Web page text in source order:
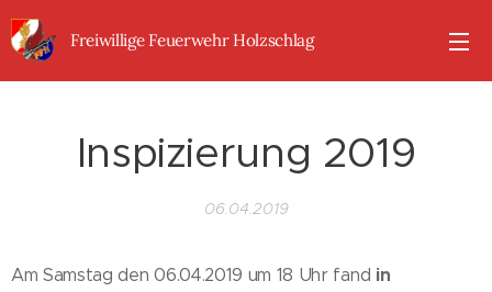
Freiwillige Feuerwehr Holzschlag
Inspizierung 2019
06.04.2019
Am Samstag den 06.04.2019 um 18 Uhr fand in